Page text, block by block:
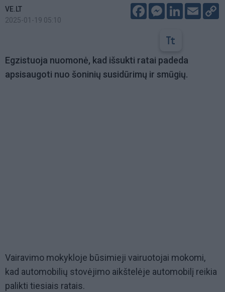
VE.LT
2025-01-19 05:10
FacebookMessenger
LinkedIn
Email
Egzistuoja nuomonė, kad išsukti ratai padeda
apsisaugoti nuo šoninių susidūrimų ir smūgių.
Vairavimo mokykloje būsimieji vairuotojai mokomi,
kad automobilių stovėjimo aikštelėje automobilį reikia
palikti tiesiais ratais.